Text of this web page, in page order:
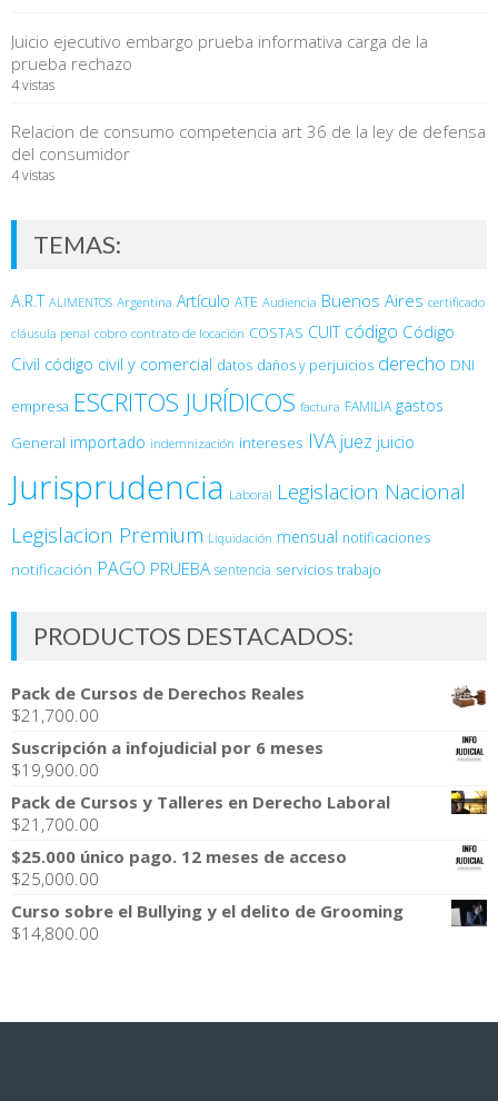
Juicio ejecutivo embargo prueba informativa carga de la
prueba rechazo
4 vistas
Relacion de consumo competencia art 36 de la ley de defensa
del consumidor
4 vistas
TEMAS:
A.R.T ALIMENTOS Argentina Artículo ATE Audiencia Buenos Aires certificado
cláusula penal cobro contrato de locación COSTAS CUIT código Código
Civil código civil y comercial datos daños y perjuicios derecho DNI
empresa ESCRITOS JURÍDICOS factura FAMILIA gastos
General importado indemnización intereses IVA juez juicio
Jurisprudencia Laboral Legislacion Nacional
Legislacion Premium Liquidación mensual notificaciones
notificación PAGO PRUEBA sentencia servicios trabajo
PRODUCTOS DESTACADOS:
Pack de Cursos de Derechos Reales
$21,700.00
Suscripción a infojudicial por 6 meses
$19,900.00
Pack de Cursos y Talleres en Derecho Laboral
$21,700.00
$25.000 único pago. 12 meses de acceso
$25,000.00
Curso sobre el Bullying y el delito de Grooming
$14,800.00